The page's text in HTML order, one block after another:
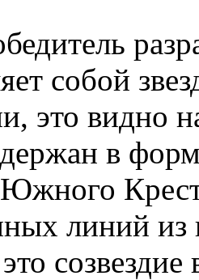
собой
это видно
в
Южного
линий из